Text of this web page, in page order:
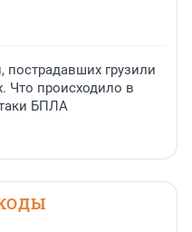
пострадавших грузили
Что происходило в
БПЛА